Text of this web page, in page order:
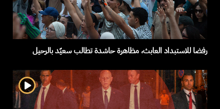
رفضا للاستبداد العابث، مظاهرة حاشدة تطالب سعيّد بالرحيل